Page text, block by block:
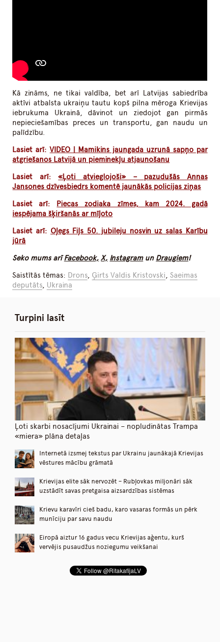
Kā zināms, ne tikai valdība, bet arī Latvijas sabiedrība
aktīvi atbalsta ukraiņu tautu kopš pilna mēroga Krievijas
iebrukuma Ukrainā, dāvinot un ziedojot gan pirmās
nepieciešamības preces un transportu, gan naudu un
palīdzību.
Lasiet arī:VIDEO | Mamikins jaungada uzrunā sapņo par
atgriešanos Latvijā un pieminekļu atjaunošanu
Lasiet arī:«Ļoti atvieglojoši» – pazudušās Annas
Jansones dzīvesbiedrs komentē jaunākās policijas ziņas
Lasiet arī:
Piecas zodiaka zīmes, kam 2024. gadā
iespējama šķiršanās ar mīļoto
Lasiet arī: Oļegs Fiļs 50. jubileju nosvin uz salas Karību
jūrā
Seko mums arīFacebook, X, Instagramun Draugiem!
Saistītās tēmas: Drons, Ģirts Valdis Kristovski,Saeimas
deputāts, Ukraina
Turpini lasīt
Ļoti skarbi nosacījumi Ukrainai – nopludinātas Trampa
«miera» plāna detaļas
Internetā izsmej tekstus par Ukrainu jaunākajā Krievijas
vēstures mācību grāmatā
Krievijas elite sāk nervozēt – Rubļovkas miljonāri sāk
uzstādīt savas pretgaisa aizsardzības sistēmas
Krievu karavīri cieš badu, karo vasaras formās un pērk
munīciju par savu naudu
Eiropā aiztur 16 gadus vecu Krievijas aģentu, kurš
vervējis pusaudžus noziegumu veikšanai